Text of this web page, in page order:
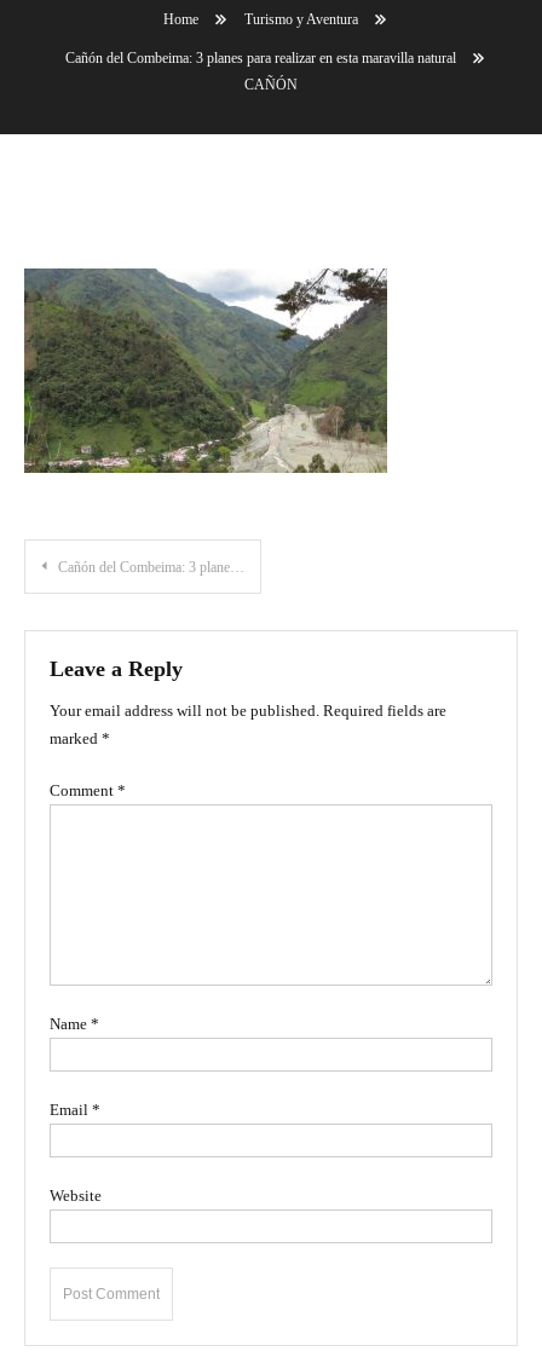
Home Turismo y Aventura
Cañón del Combeima: 3 planes para realizar en esta maravilla natural
CAÑÓN
Post
navigation
Cañón del Combeima: 3 planes para realizar en esta maravilla natural
Leave a Reply
Your email address will not be published. Required fields are
marked *
Comment *
Name *
Email *
Website